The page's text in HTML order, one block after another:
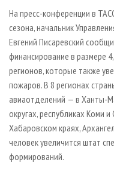
На пресс-конференции в
сезона, начальник
Евгений Писаревский
финансирование в размере
регионов, которые также
пожаров. В 8 регионах
авиаотделений — в Ханты-
округах, республиках Коми
Хабаровском краях,
человек увеличится штат
формирований.